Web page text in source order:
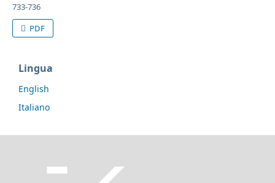
733-736
PDF
Lingua
English
Italiano